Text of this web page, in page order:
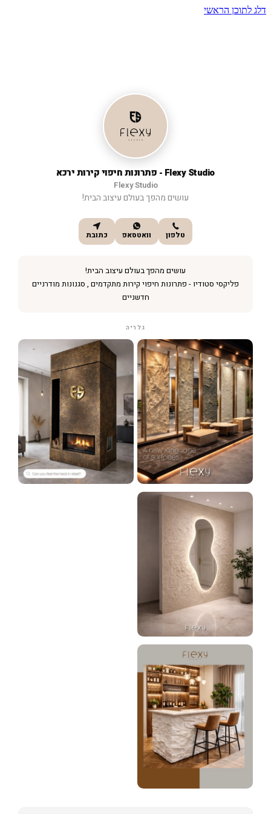
דלג לתוכן הראשי
Flexy Studio - פתרונות חיפוי קירות ירכא
Flexy Studio
עושים מהפך בעולם עיצוב הבית!
טלפון וואטסאפ כתובת
עושים מהפך בעולם עיצוב הבית!
פליקסי סטודיו - פתרונות חיפוי קירות מתקדמים , סגנונות מודרניים
חדשניים
גלריה